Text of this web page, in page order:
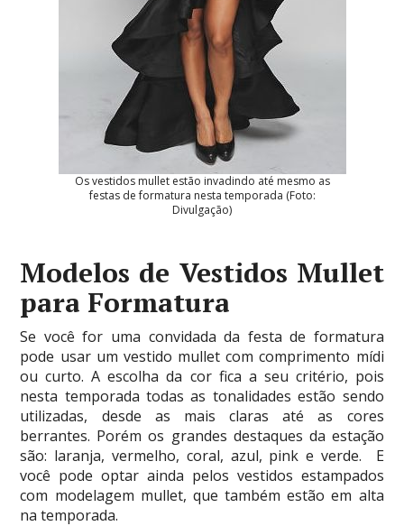
Os vestidos mullet estão invadindo até mesmo as
festas de formatura nesta temporada (Foto:
Divulgação)
Modelos de Vestidos Mullet
para Formatura
Se você for uma convidada da festa de formatura
pode usar um vestido mullet com comprimento mídi
ou curto. A escolha da cor fica a seu critério, pois
nesta temporada todas as tonalidades estão sendo
utilizadas, desde as mais claras até as cores
berrantes. Porém os grandes destaques da estação
são: laranja, vermelho, coral, azul, pink e verde. E
você pode optar ainda pelos vestidos estampados
com modelagem mullet, que também estão em alta
na temporada.